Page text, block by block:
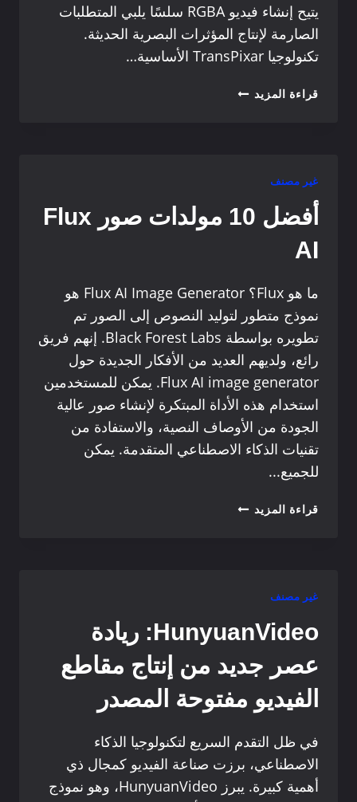
يتيح إنشاء فيديو RGBA سلسًا يلبي المتطلبات
الصارمة لإنتاج المؤثرات البصرية الحديثة.
تكنولوجيا TransPixar الأساسية…
قراءة المزيد
باستخدام
غير مصنف
أفضل 10 مولدات صور Flux
AI
ما هو Flux؟ Flux AI Image Generator هو
نموذج متطور لتوليد النصوص إلى الصور تم
تطويره بواسطة Black Forest Labs. إنهم فريق
رائع، ولديهم العديد من الأفكار الجديدة حول
Flux AI image generator. يمكن للمستخدمين
استخدام هذه الأداة المبتكرة لإنشاء صور عالية
الجودة من الأوصاف النصية، والاستفادة من
تقنيات الذكاء الاصطناعي المتقدمة. يمكن
للجميع...
قراءة المزيد أفضل
غير مصنف
HunyuanVideo: ريادة
عصر جديد من إنتاج مقاطع
الفيديو مفتوحة المصدر
في ظل التقدم السريع لتكنولوجيا الذكاء
الاصطناعي، برزت صناعة الفيديو كمجال ذي
أهمية كبيرة. يبرز HunyuanVideo، وهو نموذج